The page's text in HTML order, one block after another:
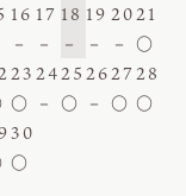
16
－
17
－
18
－
19
－
20
－
21
○
23
○
24
－
25
○
26
－
27
○
28
○
30
○